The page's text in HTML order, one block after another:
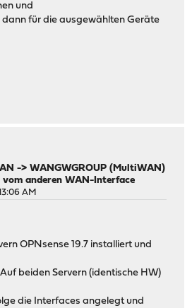
und
dann für die ausgewählten Geräte
-> WANGWGROUP (MultiWAN)
anderen WAN-Interface
AM
OPNsense 19.7 installiert und
beiden Servern (identische HW)
die Interfaces angelegt und